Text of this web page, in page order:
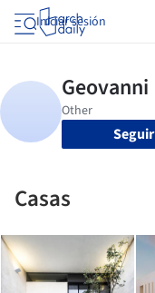
Iniciar sesión
Seguir
Casas